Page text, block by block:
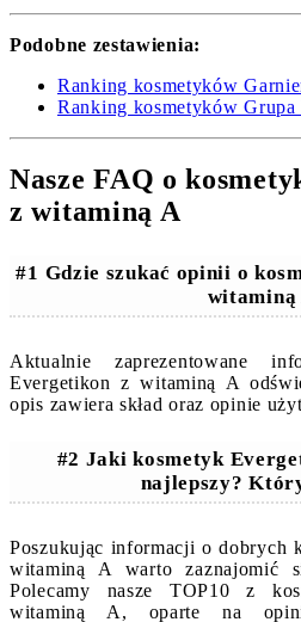
Podobne zestawienia:
Ranking kosmetyków
Ranking kosmetyków Grupa
Nasze FAQ o
z witaminą A
#1 Gdzie szukać opinii o
witaminą
Aktualnie zaprezentowane
Evergetikon z witaminą A
opis zawiera skład oraz opinie
#2 Jaki kosmetyk
najlepszy?
Poszukując informacji o dobrych
witaminą A warto zaznajomić
Polecamy nasze TOP10 z
witaminą A, oparte na